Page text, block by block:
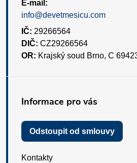
E-mail:
info@devetmesicu.com
IČ: 29266564
DIČ: CZ29266564
OR: Krajský soud Brno, C
Informace pro vás
Odstoupit od smlouvy
Kontakty